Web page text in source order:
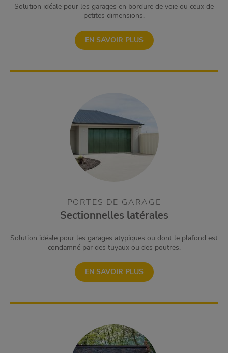
Solution idéale pour les garages en bordure de voie ou ceux de
petites dimensions.
EN SAVOIR PLUS
PORTES DE GARAGE
Sectionnelles latérales
Solution idéale pour les garages atypiques ou dont le plafond est
condamné par des tuyaux ou des poutres.
EN SAVOIR PLUS